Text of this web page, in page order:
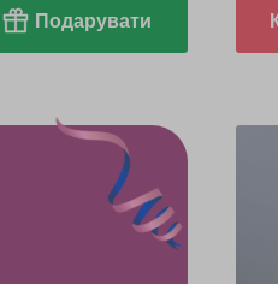
Подарувати